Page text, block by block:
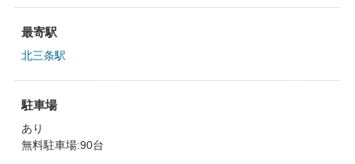
最寄駅
北三条駅
駐車場
あり
無料駐車場:90台